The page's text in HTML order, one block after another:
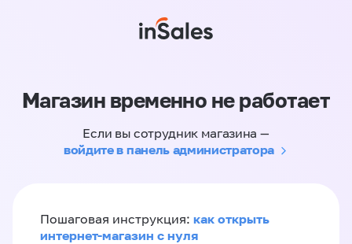
Магазин временно не работает
Если вы сотрудник магазина —
войдите в панель администратора
Пошаговая инструкция: как открыть
интернет-магазин с нуля